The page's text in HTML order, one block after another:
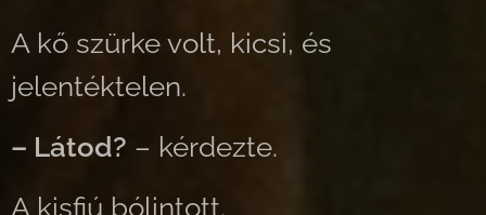
A kő szürke volt, kicsi, és
jelentéktelen.
– Látod? – kérdezte.
A kisfiú bólintott.